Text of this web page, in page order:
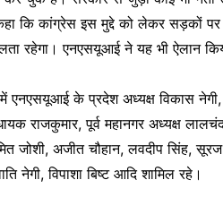
कि कांग्रेस इस मुद्दे को लेकर सड़कों
रहेगा। एनएसयूआई ने यह भी ऐलान
के प्रदेश अध्यक्ष विकास नेगी,
राजकुमार, पूर्व महानगर अध्यक्ष
जोशी, अजीत चौहान, लवदीप सिंह,
नेगी, विपाशा बिष्ट आदि शामिल रहे।